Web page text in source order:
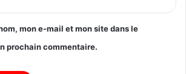
mon e-mail et mon site dans le
prochain commentaire.